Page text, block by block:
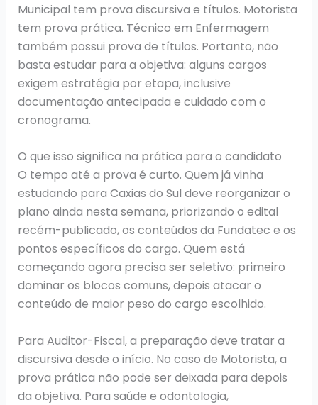
Municipal tem prova discursiva e títulos. Motorista
tem prova prática. Técnico em Enfermagem
também possui prova de títulos. Portanto, não
basta estudar para a objetiva: alguns cargos
exigem estratégia por etapa, inclusive
documentação antecipada e cuidado com o
cronograma.
O que isso significa na prática para o candidato
O tempo até a prova é curto. Quem já vinha
estudando para Caxias do Sul deve reorganizar o
plano ainda nesta semana, priorizando o edital
recém-publicado, os conteúdos da Fundatec e os
pontos específicos do cargo. Quem está
começando agora precisa ser seletivo: primeiro
dominar os blocos comuns, depois atacar o
conteúdo de maior peso do cargo escolhido.
Para Auditor-Fiscal, a preparação deve tratar a
discursiva desde o início. No caso de Motorista, a
prova prática não pode ser deixada para depois
da objetiva. Para saúde e odontologia,